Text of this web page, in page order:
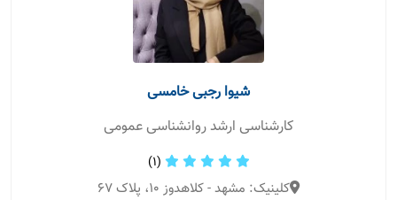
شیوا رجبی خامسی
کارشناسی ارشد روانشناسی عمومی
(1)
کلینیک: مشهد - کلاهدوز ۱۰، پلاک ۶۷